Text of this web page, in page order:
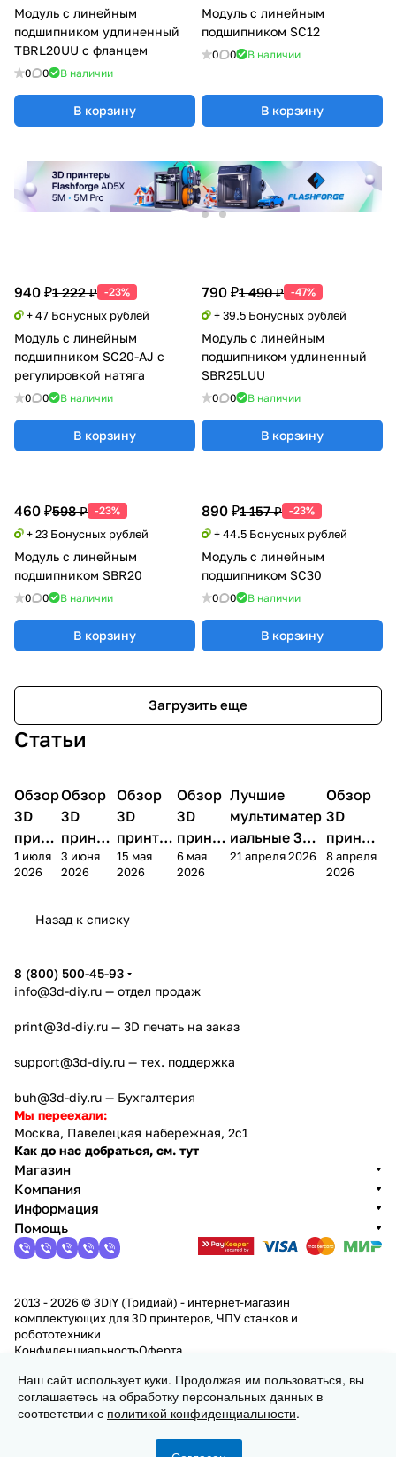
Модуль с линейным
подшипником удлиненный
TBRL20UU с фланцем
0 0 В наличии
В корзину
Модуль с линейным
подшипником SC12
0 0 В наличии
В корзину
940 ₽1 222 ₽ -23%
+ 47 Бонусных рублей
Модуль с линейным
подшипником SC20-AJ с
регулировкой натяга
0 0 В наличии
В корзину
790 ₽1 490 ₽ -47%
+ 39.5 Бонусных рублей
Модуль с линейным
подшипником удлиненный
SBR25LUU
0 0 В наличии
В корзину
460 ₽598 ₽ -23%
+ 23 Бонусных рублей
Модуль с линейным
подшипником SBR20
0 0 В наличии
В корзину
890 ₽1 157 ₽ -23%
+ 44.5 Бонусных рублей
Модуль с линейным
подшипником SC30
0 0 В наличии
В корзину
Загрузить еще
Статьи
3D
принтеры
Обзор
3D
принт
ера
Bamb
1 июля
2026
3D
принтеры
Обзор
3D
принте
ра
Anycubi
4
3 июня
2026
3D
принтеры
Обзор
3D
принтер
а
FlashFo
Creator
15 мая
2026
3D
принтеры
Обзор
3D
принте
ра
Bambu
6 мая
2026
3D принтеры
Лучшие
мультиматер
иальные 3D
принтеры на
21 апреля 2026
3D
Обзор
3D
принте
ра
FlashF
8 апреля
2026
Назад к списку
Заказать
8 (800) 500-45-93
info@3d-diy.ru — отдел продаж
print@3d-diy.ru — 3D печать на заказ
support@3d-diy.ru — тех. поддержка
buh@3d-diy.ru — Бухгалтерия
Мы переехали:
Москва, Павелецкая набережная, 2с1
Как до нас добраться, см. тут
Магазин
Компания
Информация
Помощь
2013 - 2026 © 3DiY (Тридиай) - интернет-магазин
комплектующих для 3D принтеров, ЧПУ станков и
робототехники
КонфиденциальностьОферта
Наш сайт использует куки. Продолжая им пользоваться, вы
соглашаетесь на обработку персональных данных в
соответствии с политикой конфиденциальности.